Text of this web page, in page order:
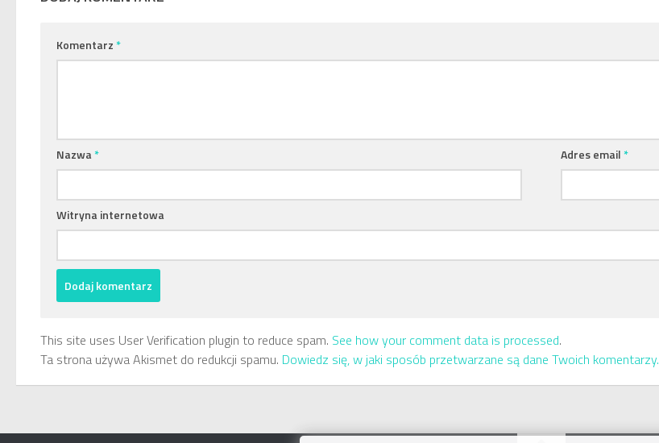
Komentarz*
Nazwa* Adres email*
Witryna internetowa
This site uses User Verification plugin to reduce spam. See how your comment data is processed.
Ta strona używa Akismet do redukcji spamu. Dowiedz się, w jaki sposób przetwarzane są dane Twoich komentarzy.